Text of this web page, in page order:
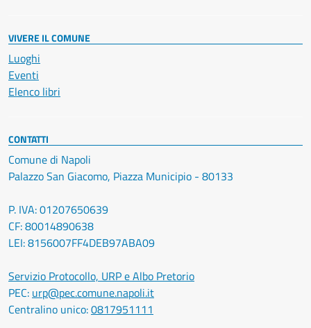
VIVERE IL COMUNE
Luoghi
Eventi
Elenco libri
CONTATTI
Comune di Napoli
Palazzo San Giacomo, Piazza Municipio - 80133
P. IVA: 01207650639
CF: 80014890638
LEI: 8156007FF4DEB97ABA09
Servizio Protocollo, URP e Albo Pretorio
PEC: urp@pec.comune.napoli.it
Centralino unico:0817951111